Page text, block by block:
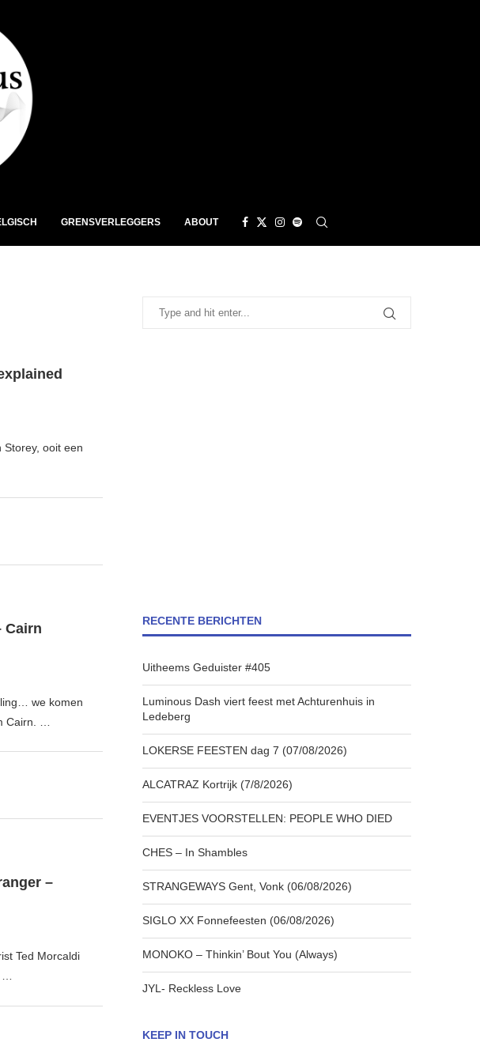
GRENSVERLEGGERS ABOUT
Storey, ooit een
Cairn
we komen
Cairn. …
–
Ted Morcaldi
…
RECENTE BERICHTEN
Uitheems Geduister #405
Luminous Dash viert feest met Achturenhuis in
Ledeberg
LOKERSE FEESTEN dag 7 (07/08/2026)
ALCATRAZ Kortrijk (7/8/2026)
EVENTJES VOORSTELLEN: PEOPLE WHO DIED
CHES – In Shambles
STRANGEWAYS Gent, Vonk (06/08/2026)
SIGLO XX Fonnefeesten (06/08/2026)
MONOKO – Thinkin’ Bout You (Always)
JYL- Reckless Love
KEEP IN TOUCH